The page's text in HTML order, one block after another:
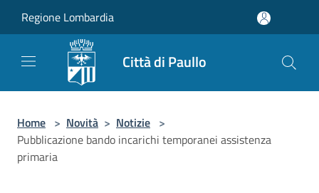
Regione Lombardia
Città di Paullo
Home > Novità > Notizie >
Pubblicazione bando incarichi temporanei assistenza
primaria